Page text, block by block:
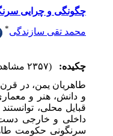
چگونگی و چرایی
محمد تقی سازندگی*
چکیده:
(۲۳۵۷ مشاهده)
طاهریان یمن، در
و دانش، هنر و
قبایل محلی،
داخلی و خارجی دست
سرنگونی حکومت